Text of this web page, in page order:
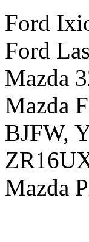
Ford
Ford
Mazda
Mazda
BJFW,
Mazda